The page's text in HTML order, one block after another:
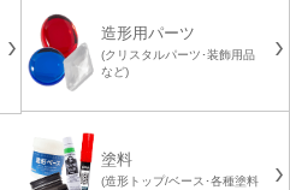
造形用パーツ
(クリスタルパーツ･装飾用品
など)
塗料
(造形トップ/ベース･各種塗料